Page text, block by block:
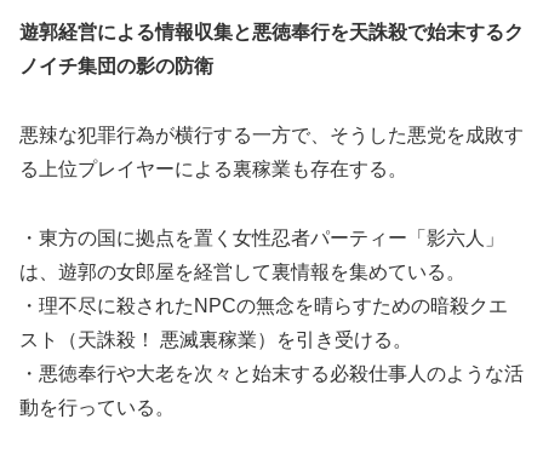
遊郭経営による情報収集と悪徳奉行を天誅殺で始末するク
ノイチ集団の影の防衛
悪辣な犯罪行為が横行する一方で、そうした悪党を成敗す
る上位プレイヤーによる裏稼業も存在する。
・東方の国に拠点を置く女性忍者パーティー「影六人」
は、遊郭の女郎屋を経営して裏情報を集めている。
・理不尽に殺されたNPCの無念を晴らすための暗殺クエ
スト（天誅殺！ 悪滅裏稼業）を引き受ける。
・悪徳奉行や大老を次々と始末する必殺仕事人のような活
動を行っている。